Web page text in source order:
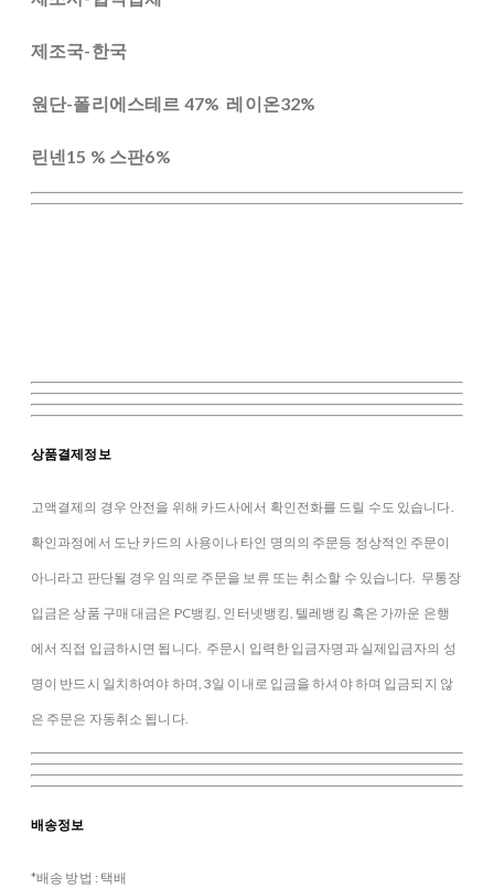
제조국-한국
원단-폴리에스테르 47% 레이온32%
린넨15 % 스판6%
상품결제정보
고액결제의 경우 안전을 위해 카드사에서 확인전화를 드릴 수도 있습니다.
확인과정에서 도난 카드의 사용이나 타인 명의의 주문등 정상적인 주문이
아니라고 판단될 경우 임의로 주문을 보류 또는 취소할 수 있습니다. 무통장
입금은 상품 구매 대금은 PC뱅킹, 인터넷뱅킹, 텔레뱅킹 혹은 가까운 은행
에서 직접 입금하시면 됩니다. 주문시 입력한 입금자명과 실제입금자의 성
명이 반드시 일치하여야 하며, 3일 이내로 입금을 하셔야 하며 입금되지 않
은 주문은 자동취소 됩니다.
배송정보
*배송 방법 : 택배